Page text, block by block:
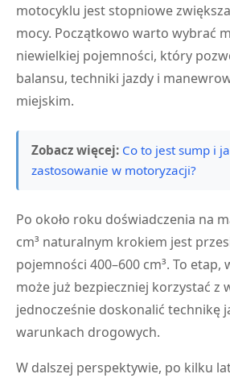
motocyklu jest stopniowe
mocy. Początkowo warto wybrać
niewielkiej pojemności, który
balansu, techniki jazdy i
miejskim.
Zobacz więcej: Co to jest sump i
zastosowanie w motoryzacji?
Po około roku doświadczenia na
cm³ naturalnym krokiem jest
pojemności 400–600 cm³. To
może już bezpieczniej korzystać z
jednocześnie doskonalić technikę
warunkach drogowych.
W dalszej perspektywie, po kilku